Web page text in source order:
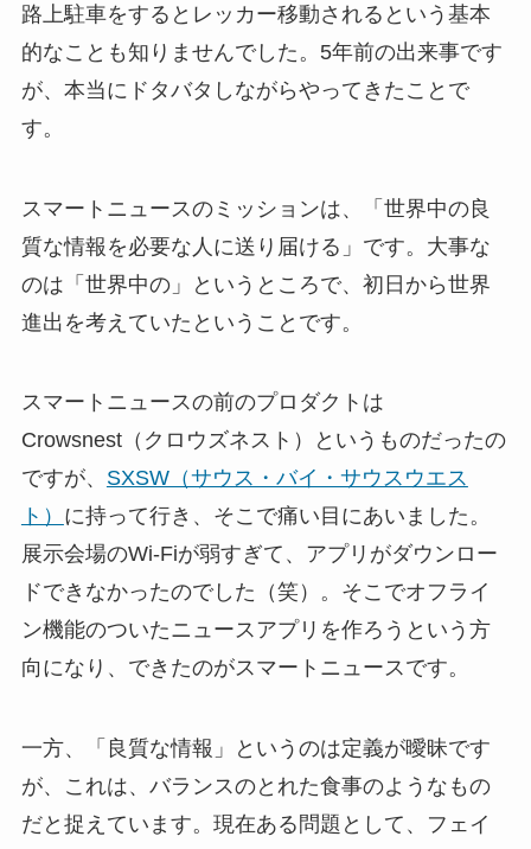
路上駐車をするとレッカー移動されるという基本
的なことも知りませんでした。5年前の出来事です
が、本当にドタバタしながらやってきたことで
す。
スマートニュースのミッションは、「世界中の良
質な情報を必要な人に送り届ける」です。大事な
のは「世界中の」というところで、初日から世界
進出を考えていたということです。
スマートニュースの前のプロダクトは
Crowsnest（クロウズネスト）というものだったの
ですが、 SXSW（サウス・バイ・サウスウエス
ト） に持って行き、そこで痛い目にあいました。
展示会場のWi-Fiが弱すぎて、アプリがダウンロー
ドできなかったのでした（笑）。そこでオフライ
ン機能のついたニュースアプリを作ろうという方
向になり、できたのがスマートニュースです。
一方、「良質な情報」というのは定義が曖昧です
が、これは、バランスのとれた食事のようなもの
だと捉えています。現在ある問題として、フェイ